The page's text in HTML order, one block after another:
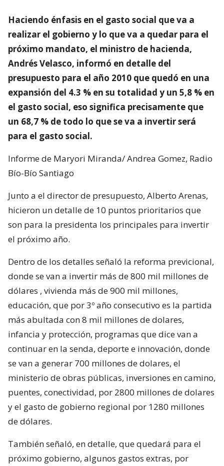
Haciendo énfasis en el gasto social que va a
realizar el gobierno y lo que va a quedar para el
próximo mandato, el ministro de hacienda,
Andrés Velasco, informó en detalle del
presupuesto para el año 2010 que quedó en una
expansión del 4.3 % en su totalidad y un 5,8 % en
el gasto social, eso significa precisamente que
un 68,7 % de todo lo que se va a invertir será
para el gasto social.
Informe de Maryori Miranda/ Andrea Gomez, Radio
Bío-Bío Santiago
Junto a el director de presupuesto, Alberto Arenas,
hicieron un detalle de 10 puntos prioritarios que
son para la presidenta los principales para invertir
el próximo año.
Dentro de los detalles señaló la reforma previcional,
donde se van a invertir más de 800 mil millones de
dólares , vivienda más de 900 mil millones,
educación, que por 3º año consecutivo es la partida
más abultada con 8 mil millones de dolares,
infancia y protección, programas que dice van a
continuar en la senda, deporte e innovación, donde
se van a generar 700 millones de dolares, el
ministerio de obras públicas, inversiones en camino,
puentes, conectividad, por 2800 millones de dolares
y el gasto de gobierno regional por 1280 millones
de dólares.
También señaló, en detalle, que quedará para el
próximo gobierno, algunos gastos extras, por